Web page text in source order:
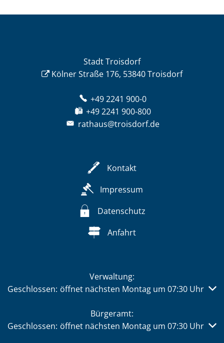
Stadt Troisdorf
Kölner Straße 176, 53840 Troisdorf
+49 2241 900-0
+49 2241 900-800
rathaus@troisdorf.de
Kontakt
Impressum
Datenschutz
Anfahrt
Verwaltung:
Klicken, um weitere Öffnungs- oder Schließzeiten
Geschlossen: öffnet nächsten Montag um 07:30 Uhr
Bürgeramt:
Klicken, um weitere Öffnungs- oder Schließzeiten
Geschlossen: öffnet nächsten Montag um 07:30 Uhr